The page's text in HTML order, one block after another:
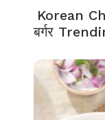
Korean
बर्गर